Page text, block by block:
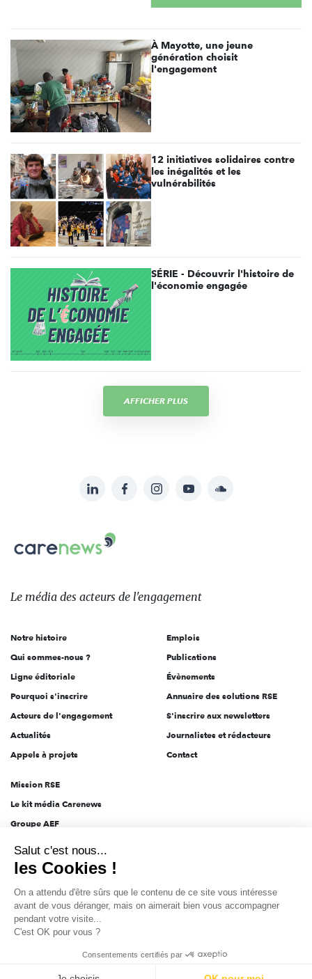
À Mayotte, une jeune
génération choisit
l'engagement
12 initiatives solidaires contre
les inégalités et les
vulnérabilités
SÉRIE - Découvrir l'histoire de
l'économie engagée
AFFICHER PLUS
sur:
LinkedInFacebookInstagramYouTubeSoundcloud
Le
des
l'engagement
Le média des acteurs de l'engagement
Notre histoire
Qui sommes-nous ?
Ligne éditoriale
Pourquoi s'inscrire
Acteurs de l'engagement
Actualités
Appels à projets
Emplois
Publications
Évènements
Annuaire des solutions RSE
S'inscrire aux newsletters
Journalistes et rédacteurs
Contact
Mission RSE
Le kit média Carenews
Groupe AEF
Novethic
Inclusiv Day
Données personnelles Mentions légales 2025-2026 Tout droits réservés
Salut c'est nous...
les Cookies !
On a attendu d'être sûrs que le contenu de ce site vous intéresse
avant de vous déranger, mais on aimerait bien vous accompagner
pendant votre visite...
C'est OK pour vous ?
Consentements certifiés par